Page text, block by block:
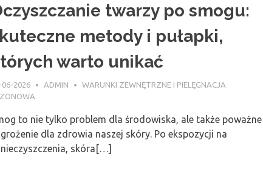
twarzy po smogu:
metody i pułapki,
warto unikać
06-2026 ADMIN
WARUNKI ZEWNĘTRZNE I PIELĘGNACJA
to nie tylko problem dla środowiska, ale także poważne
dla zdrowia naszej skóry. Po ekspozycji na
skóra[…]